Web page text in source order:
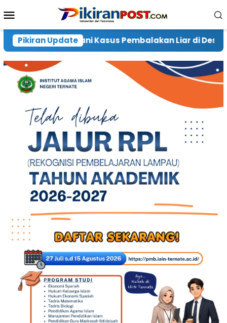
ke
Mobile
Pikiran Update
Liar di Desa Waringi, Warga Harap Pelaku Diberi